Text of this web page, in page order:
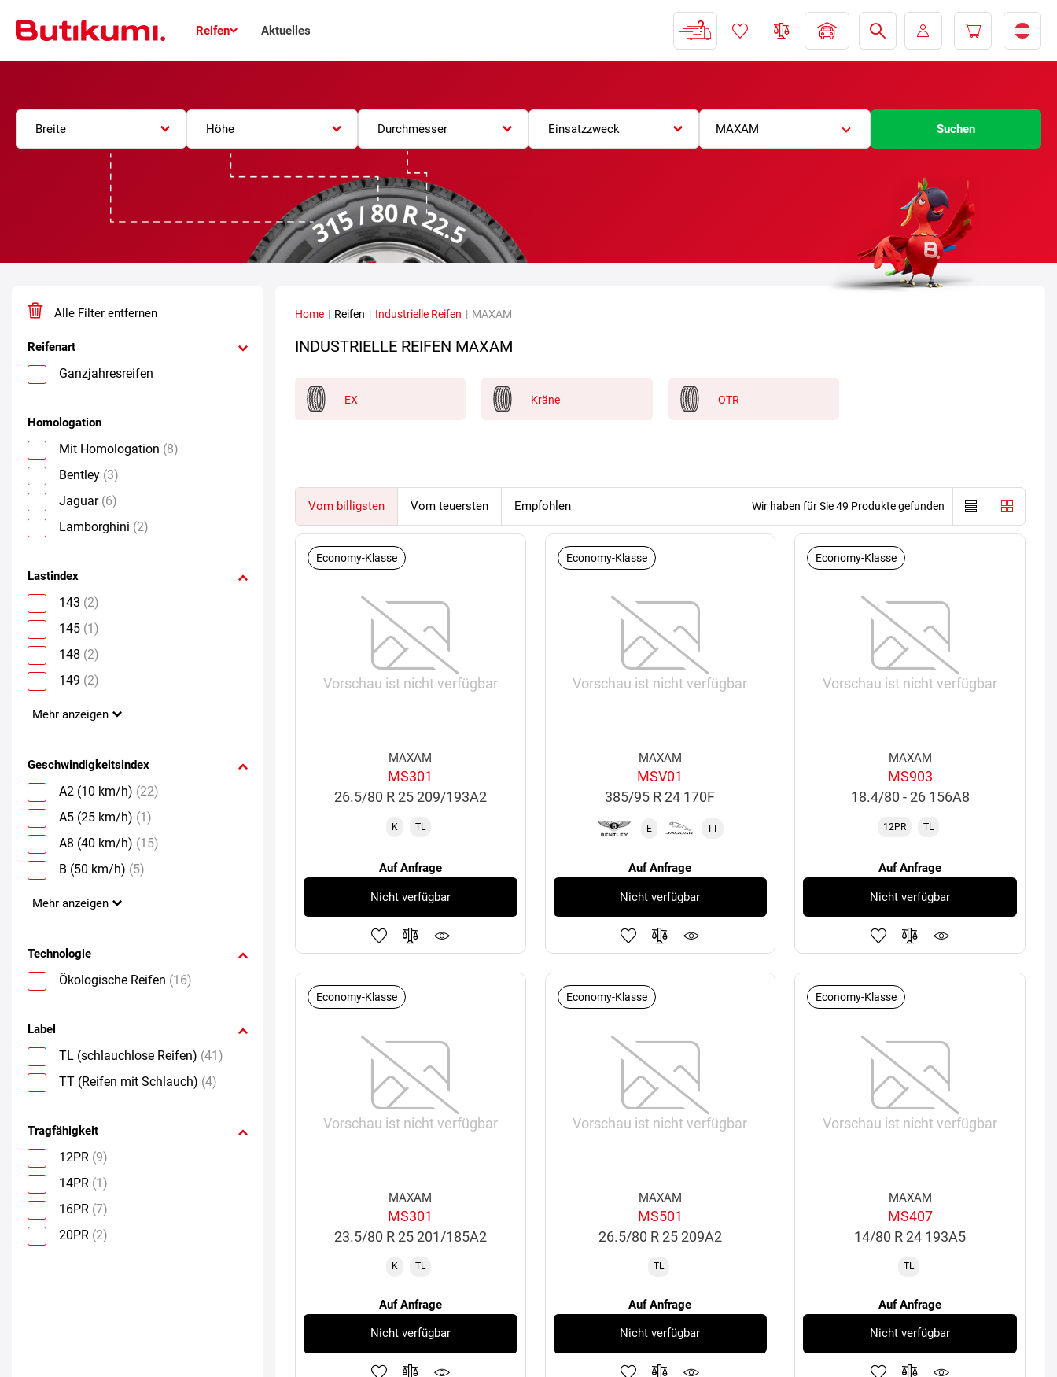
Reifen Aktuelles
Breite Höhe Durchmesser Einsatzzweck MAXAM Suchen
Alle Filter entfernen
Reifenart
Ganzjahresreifen
Homologation
Mit Homologation (8)
Bentley (3)
Jaguar (6)
Lamborghini (2)
Lastindex
143 (2)
145 (1)
148 (2)
149 (2)
Mehr anzeigen
Geschwindigkeitsindex
A2 (10 km/h) (22)
A5 (25 km/h) (1)
A8 (40 km/h) (15)
B (50 km/h) (5)
Mehr anzeigen
Technologie
Ökologische Reifen (16)
Label
TL (schlauchlose Reifen) (41)
TT (Reifen mit Schlauch) (4)
Tragfähigkeit
12PR (9)
14PR (1)
16PR (7)
20PR (2)
Home | Reifen | Industrielle Reifen | MAXAM
INDUSTRIELLE REIFEN MAXAM
EX Kräne OTR
Vom billigsten Vom teuersten Empfohlen Wir haben für Sie 49 Produkte gefunden
Vorschau ist nicht verfügbar
Economy-Klasse
MAXAM
MS301
26.5/80 R 25 209/193A2
K TL
Auf Anfrage
Nicht verfügbar
Vorschau ist nicht verfügbar
Economy-Klasse
MAXAM
MSV01
385/95 R 24 170F
E TT
Auf Anfrage
Nicht verfügbar
Vorschau ist nicht verfügbar
Economy-Klasse
MAXAM
MS903
18.4/80 - 26 156A8
12PR TL
Auf Anfrage
Nicht verfügbar
Vorschau ist nicht verfügbar
Economy-Klasse
MAXAM
MS301
23.5/80 R 25 201/185A2
K TL
Auf Anfrage
Nicht verfügbar
Vorschau ist nicht verfügbar
Economy-Klasse
MAXAM
MS501
26.5/80 R 25 209A2
TL
Auf Anfrage
Nicht verfügbar
Vorschau ist nicht verfügbar
Economy-Klasse
MAXAM
MS407
14/80 R 24 193A5
TL
Auf Anfrage
Nicht verfügbar